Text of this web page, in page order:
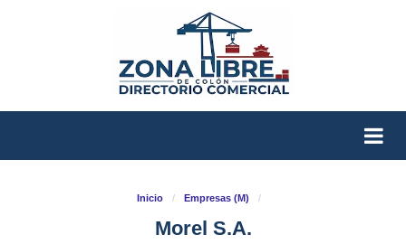
Inicio / Empresas (M) /
Morel S.A.